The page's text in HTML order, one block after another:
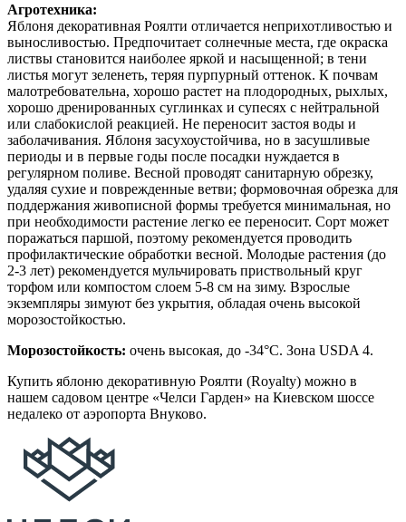
Агротехника:
Яблоня декоративная Роялти отличается неприхотливостью и
выносливостью. Предпочитает солнечные места, где окраска
листвы становится наиболее яркой и насыщенной; в тени
листья могут зеленеть, теряя пурпурный оттенок. К почвам
малотребовательна, хорошо растет на плодородных, рыхлых,
хорошо дренированных суглинках и супесях с нейтральной
или слабокислой реакцией. Не переносит застоя воды и
заболачивания. Яблоня засухоустойчива, но в засушливые
периоды и в первые годы после посадки нуждается в
регулярном поливе. Весной проводят санитарную обрезку,
удаляя сухие и поврежденные ветви; формовочная обрезка для
поддержания живописной формы требуется минимальная, но
при необходимости растение легко ее переносит. Сорт может
поражаться паршой, поэтому рекомендуется проводить
профилактические обработки весной. Молодые растения (до
2-3 лет) рекомендуется мульчировать приствольный круг
торфом или компостом слоем 5-8 см на зиму. Взрослые
экземпляры зимуют без укрытия, обладая очень высокой
морозостойкостью.
Морозостойкость: очень высокая, до -34°C. Зона USDA 4.
Купить яблоню декоративную Роялти (Royalty) можно в
нашем садовом центре «Челси Гарден» на Киевском шоссе
недалеко от аэропорта Внуково.